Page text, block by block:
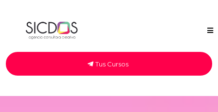
Tus Cursos